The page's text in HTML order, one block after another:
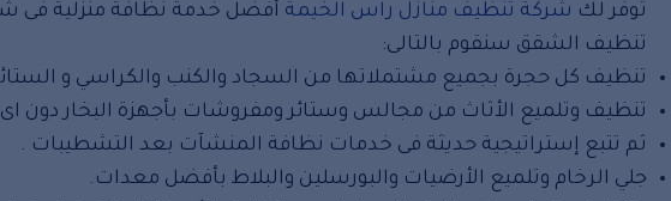
توفر لك شركة تنظيف منازل راس الخيمة أفضل خدمة نظافة منزلية فى
تنظيف الشقق سنقوم بالتالى:
تنظيف كل حجرة بجميع مشتملاتها من السجاد والكنب والكراسي و
تنظيف وتلميع الأثاث من مجالس وستائر ومفروشات بأجهزة البخار دون اى
ثم تتبع إستراتيجية حديثة فى خدمات نظافة المنشآت بعد التشطيبات .
جلي الرخام وتلميع الأرضيات والبورسلين والبلاط بأفضل معدات.